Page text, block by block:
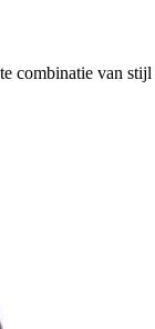
combinatie van stijl